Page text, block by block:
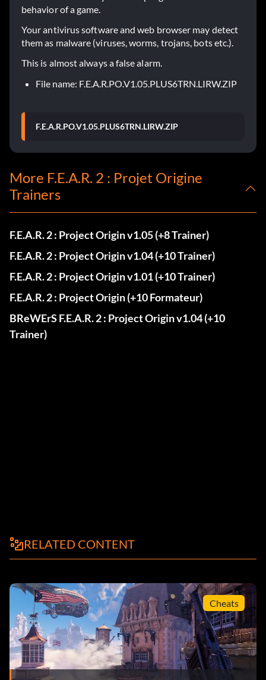
behavior of a game.
Your antivirus software and web browser may detect
them as malware (viruses, worms, trojans, bots etc.).
This is almost always a false alarm.
File name: F.E.A.R.PO.V1.05.PLUS6TRN.LIRW.ZIP
F.E.A.R.PO.V1.05.PLUS6TRN.LIRW.ZIP
More F.E.A.R. 2 : Projet Origine
Trainers
F.E.A.R. 2 : Project Origin v1.05 (+8 Trainer)
F.E.A.R. 2 : Project Origin v1.04 (+10 Trainer)
F.E.A.R. 2 : Project Origin v1.01 (+10 Trainer)
F.E.A.R. 2 : Project Origin (+10 Formateur)
BReWErS F.E.A.R. 2 : Project Origin v1.04 (+10
Trainer)
RELATED CONTENT
Cheats